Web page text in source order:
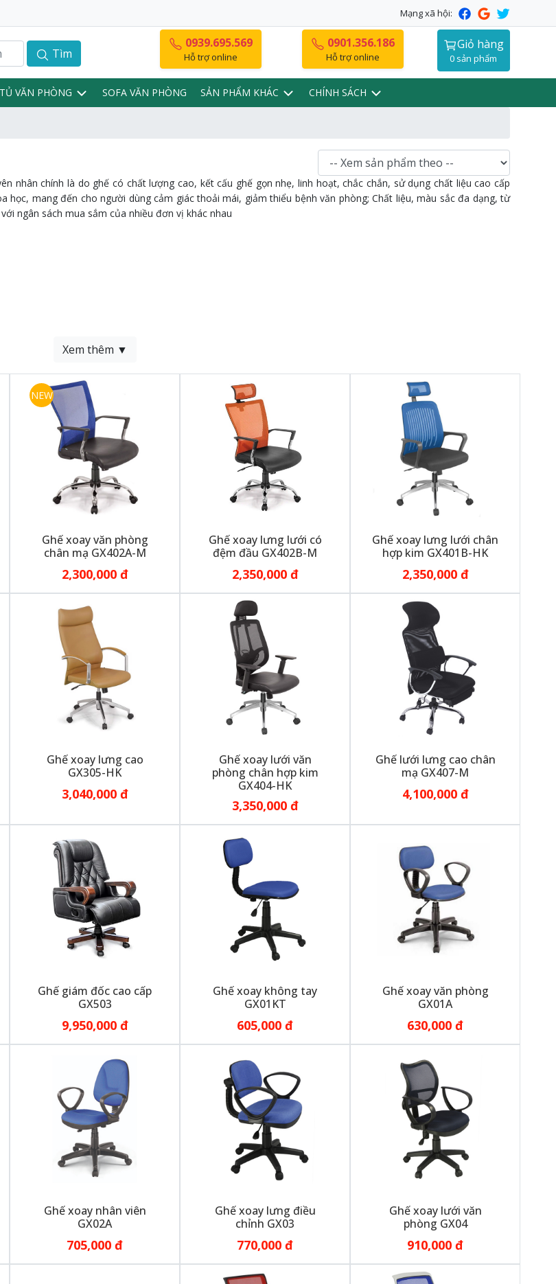
Mạng xã hội:
Tìm
0939.695.569
Hỗ trợ online
0901.356.186
Hỗ trợ online
Giỏ hàng
0 sản phẩm
TỦ VĂN PHÒNG SOFA VĂN PHÒNG SẢN PHẨM KHÁC CHÍNH SÁCH
nhân chính là do ghế có chất lượng cao, kết cấu ghế gọn nhẹ, linh hoạt, chắc chắn, sử dụng chất liệu cao cấp
mang đến cho người dùng cảm giác thoải mái, giảm thiểu bệnh văn phòng; Chất liệu, màu sắc đa dạng, từ
ngân sách mua sắm của nhiều đơn vị khác nhau
Xem thêm ▼
NEW
Ghế xoay văn phòng
chân mạ GX402A-M
2,300,000 đ
Ghế xoay lưng lưới có
đệm đầu GX402B-M
2,350,000 đ
Ghế xoay lưng lưới chân
hợp kim GX401B-HK
2,350,000 đ
Ghế xoay lưng cao
GX305-HK
3,040,000 đ
Ghế xoay lưới văn
phòng chân hợp kim
GX404-HK
3,350,000 đ
Ghế lưới lưng cao chân
mạ GX407-M
4,100,000 đ
Ghế giám đốc cao cấp
GX503
9,950,000 đ
Ghế xoay không tay
GX01KT
605,000 đ
Ghế xoay văn phòng
GX01A
630,000 đ
Ghế xoay nhân viên
GX02A
705,000 đ
Ghế xoay lưng điều
chỉnh GX03
770,000 đ
Ghế xoay lưới văn
phòng GX04
910,000 đ